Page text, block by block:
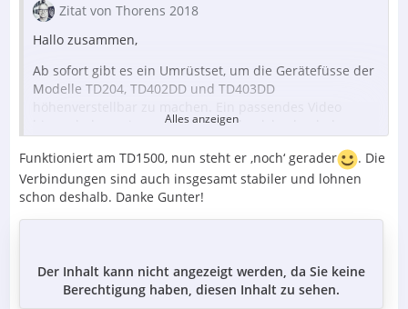
Zitat von Thorens 2018
Hallo zusammen,
Ab sofort gibt es ein Umrüstset, um die Gerätefüsse der
Modelle TD204, TD402DD und TD403DD
hierzu haben wir gerade auf Facebook hochgeladen.
https://www.thorens-shop.de/Umruestset-Ger…
03DD/6624204565
Der Unterschied liegt im Durchmesser des
Alles anzeigen
Funktioniert am TD1500, nun steht er ‚noch‘ gerader
. Die
Verbindungen sind auch insgesamt stabiler und lohnen
schon deshalb. Danke Gunter!
Der Inhalt kann nicht angezeigt werden, da Sie keine
Berechtigung haben, diesen Inhalt zu sehen.